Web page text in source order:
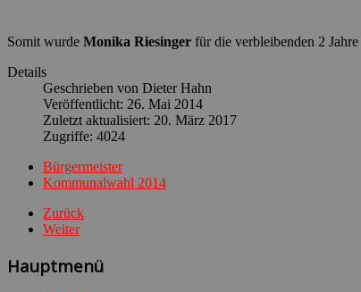
Somit wurde Monika Riesinger für die verbleibenden 2 Jahre
Details
Geschrieben von Dieter Hahn
Veröffentlicht: 26. Mai 2014
Zuletzt aktualisiert: 20. März 2017
Zugriffe: 4024
Bürgermeister
Kommunalwahl 2014
Zurück
Weiter
Hauptmenü